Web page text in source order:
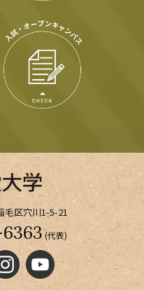
毛区穴川1-5-21
(代表)